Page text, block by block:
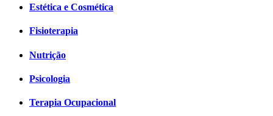
Estética e Cosmética
Fisioterapia
Nutrição
Psicologia
Terapia Ocupacional